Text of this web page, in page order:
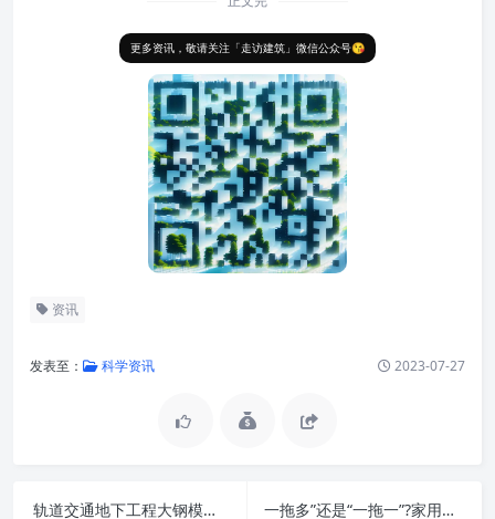
更多资讯，敬请关注「走访建筑」微信公众号😘
资讯
发表至： 科学资讯 2023-07-27
轨道交通地下工程大钢模结构如何施工?这几个关键点学习下 一拖多”还是“一拖一”?家用中央空调如何选择看过来